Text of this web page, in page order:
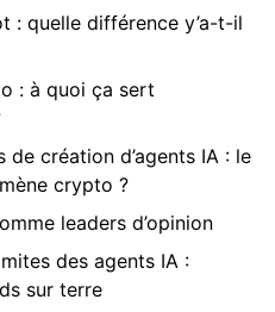
: quelle différence y’a-t-il
: à quoi ça sert
de création d’agents IA : le
crypto ?
leaders d’opinion
des agents IA :
sur terre